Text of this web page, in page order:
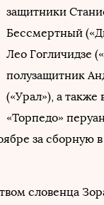
защитники
Бессмертный
Лео Гогличидзе
полузащитник
(«Урал»), а
«Торпедо»
за сборную
словенца